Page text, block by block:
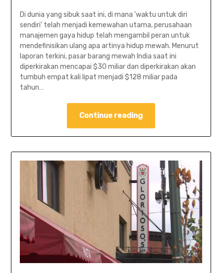
Di dunia yang sibuk saat ini, di mana 'waktu untuk diri
sendiri' telah menjadi kemewahan utama, perusahaan
manajemen gaya hidup telah mengambil peran untuk
mendefinisikan ulang apa artinya hidup mewah. Menurut
laporan terkini, pasar barang mewah India saat ini
diperkirakan mencapai $30 miliar dan diperkirakan akan
tumbuh empat kali lipat menjadi $128 miliar pada
tahun…
Continue reading